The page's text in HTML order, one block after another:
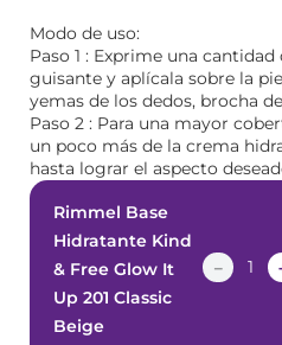
Modo de uso:
Paso 1 : Exprime una
guisante y aplícala sobre la
yemas de los dedos, brocha
Paso 2 : Para una mayor
un poco más de la crema
hasta lograr el aspecto
Rimmel Base
Hidratante Kind
& Free Glow It
Up 201 Classic
Beige
－